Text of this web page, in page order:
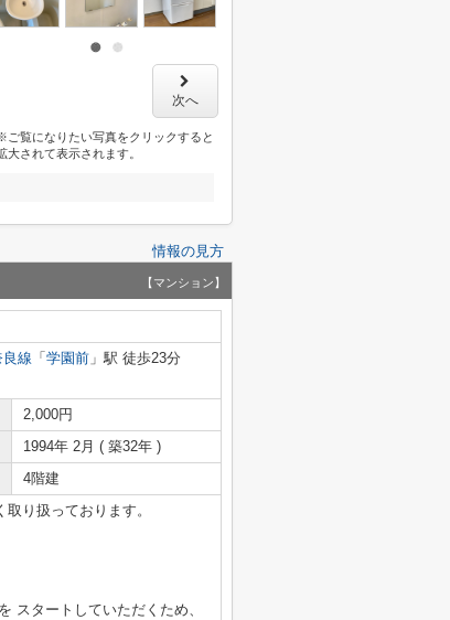
次へ
ご覧になりたい写真をクリックすると
大されて表示されます。
情報の見方
【マンション】
線 「 学園前 」駅 徒歩23分
2,000円
1994年 2月 ( 築32年 )
4階建
り扱っております。
スタートしていただくため、